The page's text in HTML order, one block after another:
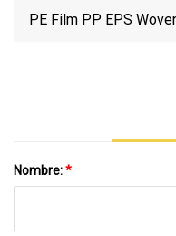
Precio
PE Film PP EPS
Nombre:*